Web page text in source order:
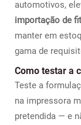
automotivos,
importação de
manter em
gama de
Como testar a
Teste a
na impressora
pretendida — e